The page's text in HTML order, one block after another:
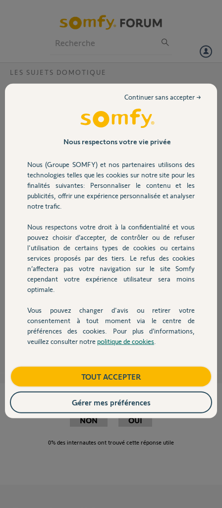
Volet
Sécurité
Domotique
Chauffage
Autres produits
Devis avec un pro
Contact
LES SUJETS DOMOTIQUE
Tahoma box ancien modèle ?
Quelle est la différence entre la nouvelle tahoma et l'ancienne
(modèle carte blanche ou noire )
Anthony B.
il y a presque 8 ans
Participer au fil de discussion
Bonjour Anthony
Le nouveau Tahoma (qui n'est plus si nouveau que cela !), a un jeu de
voyants différent et a en option un socle appelé "base Serenity" équipée
dune batterie de secours et d'une sirène.
Pour le reste, il n'y a pas de différence notoire. Il faut toutefois savoir que
Anonyme il y a presque 8 ans
Cette réponse vous a-t-elle aidé ?
NON OUI
0% des internautes ont trouvé cette réponse utile
Nous respectons votre vie privée
Nous (Groupe SOMFY) et nos partenaires utilisons des
technologies telles que les cookies sur notre site pour les
finalités suivantes: Personnaliser le contenu et les
publicités, offrir une expérience personnalisée et analyser
notre trafic.
Nous respectons votre droit à la confidentialité et vous
pouvez choisir d’accepter, de contrôler ou de refuser
l'utilisation de certains types de cookies ou certains
services proposés par des tiers. Le refus des cookies
n’affectera pas votre navigation sur le site Somfy
cependant votre expérience utilisateur sera moins
optimale.
Vous pouvez changer d'avis ou retirer votre
consentement à tout moment via le centre de
préférences des cookies. Pour plus d’informations,
veuillez consulter notre politique de cookies
Continuer sans accepter →
TOUT ACCEPTER
Gérer mes préférences